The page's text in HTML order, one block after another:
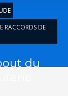
RACCORDS DE
du